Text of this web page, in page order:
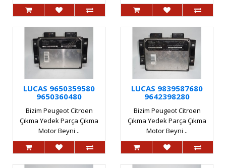
LUCAS 9650359580
9650360480
Bizim Peugeot Citroen
Çıkma Yedek Parça Çıkma
Motor Beyni ..
LUCAS 9839587680
9642398280
Bizim Peugeot Citroen
Çıkma Yedek Parça Çıkma
Motor Beyni ..